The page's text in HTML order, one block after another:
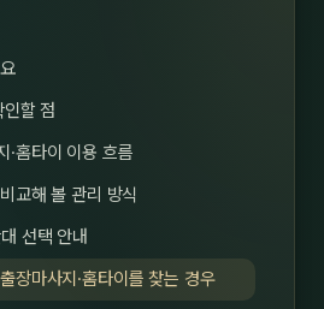
할 점
·홈타이 이용 흐름
교해 볼 관리 방식
선택 안내
장마사지·홈타이를 찾는 경우